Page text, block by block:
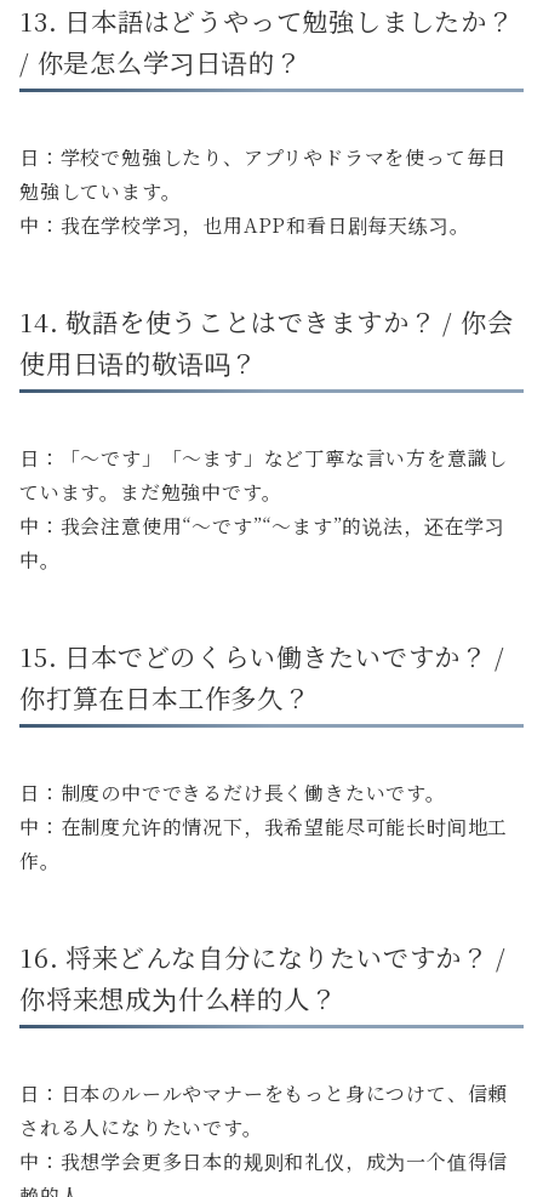
13. 日本語はどうやって勉強しましたか？
/ 你是怎么学习日语的？
日：学校で勉強したり、アプリやドラマを使って毎日
勉強しています。
中：我在学校学习，也用APP和看日剧每天练习。
14. 敬語を使うことはできますか？ / 你会
使用日语的敬语吗？
日：「〜です」「〜ます」など丁寧な言い方を意識し
ています。まだ勉強中です。
中：我会注意使用“〜です”“〜ます”的说法，还在学习
中。
15. 日本でどのくらい働きたいですか？ /
你打算在日本工作多久？
日：制度の中でできるだけ長く働きたいです。
中：在制度允许的情况下，我希望能尽可能长时间地工
作。
16. 将来どんな自分になりたいですか？ /
你将来想成为什么样的人？
日：日本のルールやマナーをもっと身につけて、信頼
される人になりたいです。
中：我想学会更多日本的规则和礼仪，成为一个值得信